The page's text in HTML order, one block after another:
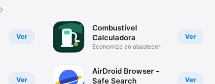
Ver
Ver
Ver
Combustível
Calculadora
Economize ao abastecer
Ver
AirDroid Browser -
Safe Search